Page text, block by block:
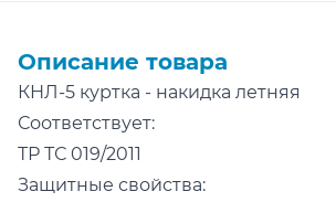
Описание товара
КНЛ-5 куртка - накидка летняя
Соответствует:
ТР ТС 019/2011
Защитные свойства: